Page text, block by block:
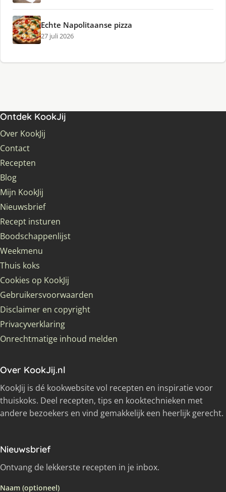
Echte Napolitaanse pizza
27 juli 2026
Ontdek KookJij
Over KookJij
Contact
Recepten
Blog
Mijn KookJij
Nieuwsbrief
Recept insturen
Boodschappenlijst
Weekmenu
Thuis koks
Cookies op KookJij
Gebruikersvoorwaarden
Disclaimer en copyright
Privacyverklaring
Onrechtmatige inhoud melden
Over KookJij.nl
KookJij is dé kookwebsite vol recepten en inspiratie voor
thuiskoks. Deel recepten, tips en kooktechnieken met
andere bezoekers en vind gemakkelijk een heerlijk gerecht.
Nieuwsbrief
Ontvang de lekkerste recepten in je inbox.
Naam (optioneel)